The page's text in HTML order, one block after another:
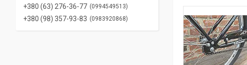
+380 (63) 276-36-77 0994549513
+380 (98) 357-93-83 0983920868